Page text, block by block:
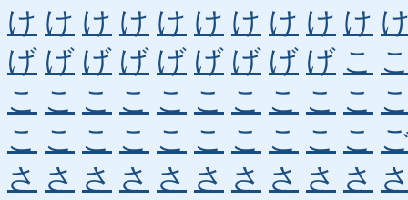
け け け け け け け け け け
げ げ げ げ げ げ げ げ げ こ
こ こ こ こ こ こ こ こ こ こ
こ こ こ こ こ こ こ こ こ こ
さ さ さ さ さ さ さ さ さ さ